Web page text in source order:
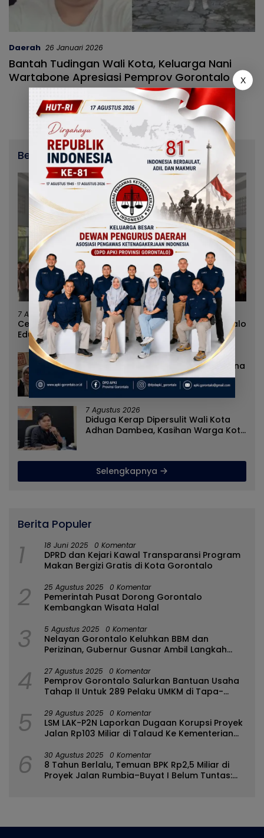
Daerah 26 Januari 2026
Bantah Tudingan Wali Kota, Keluarga Nani
Wartabone Apresiasi Pemprov Gorontalo
Berita Terbaru
7 Agustus 2026
Cegah Penyebaran Paham IRET, Satgaswil Gorontalo
Edukasi Guru dan Pelajar SMAN 1 Kabila
7 Agustus 2026
Rizal Agu Sarankan Sri Darsianti Tuna
Tegur Walikota Adhan Dambea
Ketimbang Dinas Kumperindag
Pemprov Gorontalo
7 Agustus 2026
Diduga Kerap Dipersulit Wali Kota
Adhan Dambea, Kasihan Warga Kota
Selengkapnya
Berita Populer
1 18 Juni 2025 0 Komentar
DPRD dan Kejari Kawal Transparansi Program
Makan Bergizi Gratis di Kota Gorontalo
2 25 Agustus 2025 0 Komentar
Pemerintah Pusat Dorong Gorontalo
Kembangkan Wisata Halal
3 5 Agustus 2025 0 Komentar
Nelayan Gorontalo Keluhkan BBM dan
Perizinan, Gubernur Gusnar Ambil Langkah
4 27 Agustus 2025 0 Komentar
Pemprov Gorontalo Salurkan Bantuan Usaha
Tahap II Untuk 289 Pelaku UMKM di Tapa-
5 29 Agustus 2025 0 Komentar
LSM LAK-P2N Laporkan Dugaan Korupsi Proyek
Jalan Rp103 Miliar di Talaud Ke Kementerian
6 30 Agustus 2025 0 Komentar
8 Tahun Berlalu, Temuan BPK Rp2,5 Miliar di
Proyek Jalan Rumbia–Buyat I Belum Tuntas:
X